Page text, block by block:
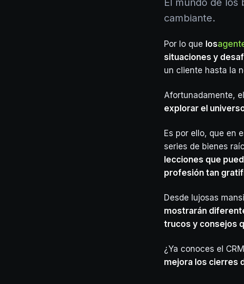
El mundo de los
cambiante.
Por lo que los
situaciones y
un cliente hasta la
Afortunadamente,
explorar el
Es por ello, que en
series de bienes
lecciones que
profesión tan
Desde lujosas
mostrarán
trucos y consejos
¿Ya conoces el
mejora los cierres